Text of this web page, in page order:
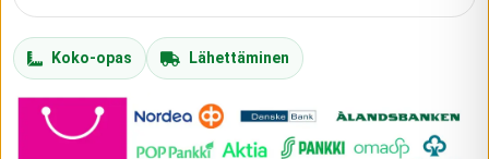
Koko-opas Lähettäminen